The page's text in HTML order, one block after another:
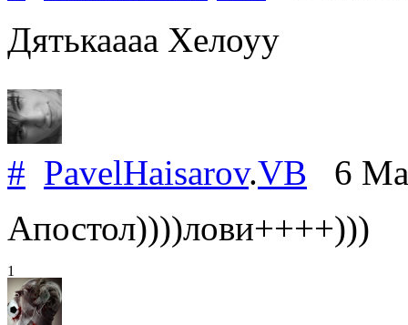
Дятькаааа Хелоуу
# PavelHaisarov.VB 6
Апостол))))лови++++)))
1